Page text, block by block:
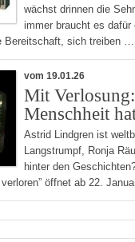
wächst drinnen die
immer braucht es
Bereitschaft, sich treiben …
vom 19.01.26
Mit
Menschheit
Astrid Lindgren ist
Langstrumpf, Ronja
hinter den
öffnet ab 22.